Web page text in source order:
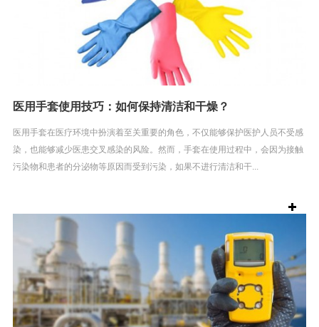
医用手套使用技巧：如何保持清洁和干燥？
医用手套在医疗环境中扮演着至关重要的角色，不仅能够保护医护人员不受感
染，也能够减少医患交叉感染的风险。然而，手套在使用过程中，会因为接触
污染物和患者的分泌物等原因而受到污染，如果不进行清洁和干...